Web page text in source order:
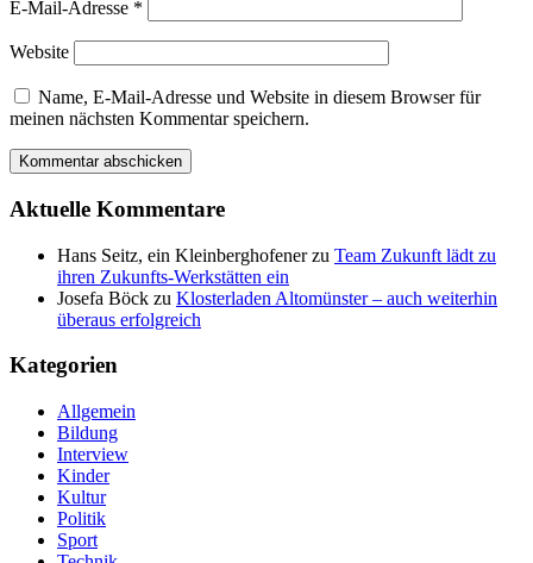
E-Mail-Adresse *
Website
Name, E-Mail-Adresse und Website in diesem Browser für
meinen nächsten Kommentar speichern.
Aktuelle Kommentare
Hans Seitz, ein Kleinberghofenerzu Team Zukunft lädt zu
ihren Zukunfts-Werkstätten ein
Josefa Böck zu Klosterladen Altomünster – auch weiterhin
überaus erfolgreich
Kategorien
Allgemein
Bildung
Interview
Kinder
Kultur
Politik
Sport